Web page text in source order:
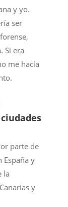
y yo.
ser
Si era
me hacía
parte de
España y
la
y